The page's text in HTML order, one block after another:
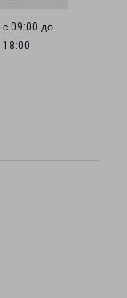
с 09:00 до
18:00